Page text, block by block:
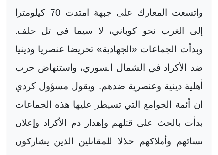
واتسعت المعارك على جبهة امتدت 70 كيلومترا
إلى الغرب نحو كوباني، لا سيما في تل حلف.
وبدأت الجماعات «الجهادية» تحريضا عنصريا ودينيا
ضد الأكراد في الشمال السوري، واستنهاض حرب
أهلية دينية وعنصرية ضدهم. ويقول مسؤول كردي
ان أئمة الجوامع التي تسيطر عليها هذه الجماعات
بدأت بالحث على قتلهم وإهدار دم الأكراد وإعلان
نسائهم وأملاكهم حلالا للمقاتلين الذين يشاركون